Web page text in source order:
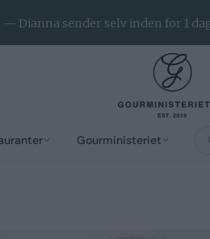
Gourministeriet
— Dianna sender selv inden for 1